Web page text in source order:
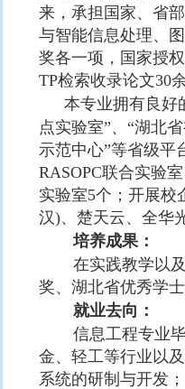
来，承担国家、省
与智能信息处理、
奖各一项，国家授
TP检索收录论文30
本专业拥有良好
点实验室”、“湖北
示范中心”等省级平
RASOPC联合实验
实验室5个；开展校
汉)、楚天云、全华
培养成果：
在实践教学以
奖、湖北省优秀学
就业去向：
信息工程专业
金、轻工等行业以
系统的研制与开发